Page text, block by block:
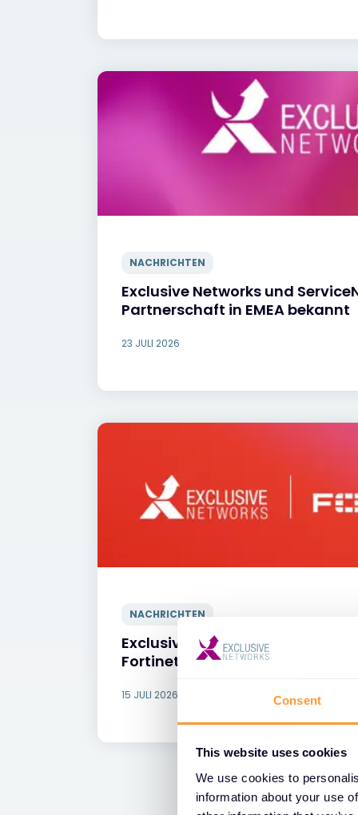
Consent
This website uses cookies
We use cookies to
information about your use
NACHRICHTEN
Exclusive Networks und
Partnerschaft in EMEA bekannt
23 JULI 2026
NACHRICHTEN
Exclusive Networks wird
Fortinet
15 JULI 2026